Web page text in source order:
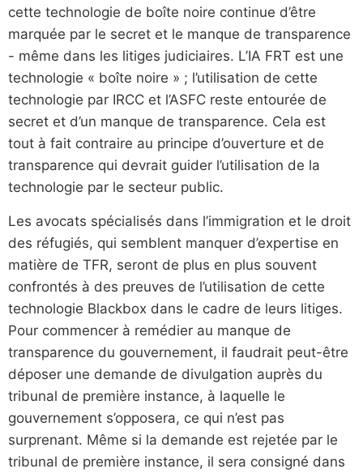
cette technologie de boîte noire continue d’être
marquée par le secret et le manque de transparence
- même dans les litiges judiciaires. L’IA FRT est une
technologie « boîte noire » ; l’utilisation de cette
technologie par IRCC et l’ASFC reste entourée de
secret et d’un manque de transparence. Cela est
tout à fait contraire au principe d’ouverture et de
transparence qui devrait guider l’utilisation de la
technologie par le secteur public.
Les avocats spécialisés dans l’immigration et le droit
des réfugiés, qui semblent manquer d’expertise en
matière de TFR, seront de plus en plus souvent
confrontés à des preuves de l’utilisation de cette
technologie Blackbox dans le cadre de leurs litiges.
Pour commencer à remédier au manque de
transparence du gouvernement, il faudrait peut-être
déposer une demande de divulgation auprès du
tribunal de première instance, à laquelle le
gouvernement s’opposera, ce qui n’est pas
surprenant. Même si la demande est rejetée par le
tribunal de première instance, il sera consigné dans